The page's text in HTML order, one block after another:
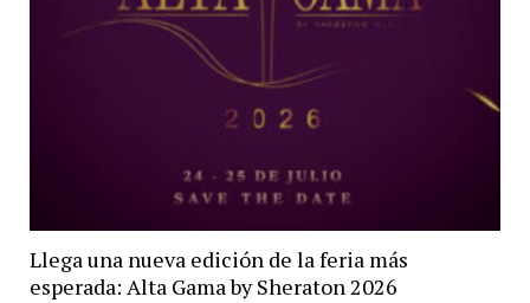
Llega una nueva edición de la feria más
esperada: Alta Gama by Sheraton 2026